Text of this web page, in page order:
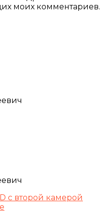
моих комментариев.
c второй камерой